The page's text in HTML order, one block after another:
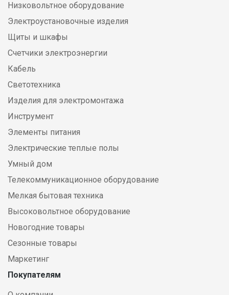
Низковольтное оборудование
Электроустановочные изделия
Щиты и шкафы
Счетчики электроэнергии
Кабель
Светотехника
Изделия для электромонтажа
Инструмент
Элементы питания
Электрические теплые полы
Умный дом
Телекоммуникационное оборудование
Мелкая бытовая техника
Высоковольтное оборудование
Новогодние товары
Сезонные товары
Маркетинг
Покупателям